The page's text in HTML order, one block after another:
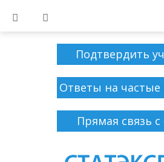
Подтвердить
Ответы на
Прямая связь с